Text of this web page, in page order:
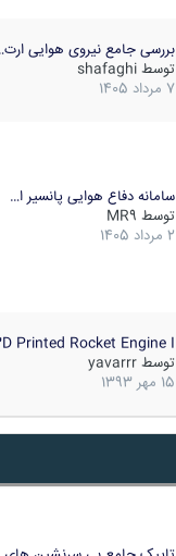
بررسی جامع نیروی هوایی
توسط shafaghi
7 مرداد 1405
سامانه دفاع هوایی پانسیر ا…
توسط MR9
2 مرداد 1405
Printed Rocket Engine I…
توسط yavarrr
15 مهر 1393